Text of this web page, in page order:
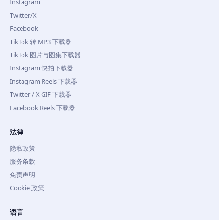
Instagram
Twitter/X
Facebook
TikTok 转 MP3 下载器
TikTok 图片与图集下载器
Instagram 快拍下载器
Instagram Reels 下载器
Twitter / X GIF 下载器
Facebook Reels 下载器
法律
隐私政策
服务条款
免责声明
Cookie 政策
语言